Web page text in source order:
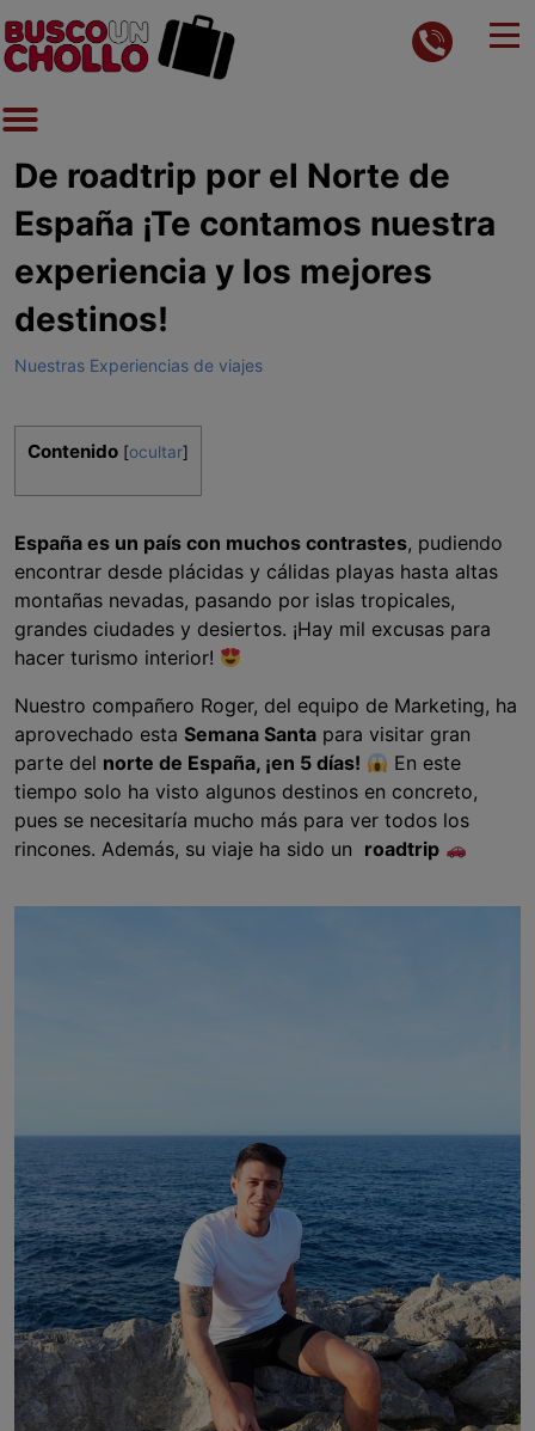
De roadtrip por el Norte de
España ¡Te contamos nuestra
experiencia y los mejores
destinos!
Nuestras Experiencias de viajes
Contenido [ocultar]
España es un país con muchos contrastes, pudiendo
encontrar desde plácidas y cálidas playas hasta altas
montañas nevadas, pasando por islas tropicales,
grandes ciudades y desiertos. ¡Hay mil excusas para
hacer turismo interior!
Nuestro compañero Roger, del equipo de Marketing, ha
aprovechado esta Semana Santa para visitar gran
parte del norte de España, ¡en 5 días!
En este
tiempo solo ha visto algunos destinos en concreto,
pues se necesitaría mucho más para ver todos los
rincones. Además, su viaje ha sido un roadtrip